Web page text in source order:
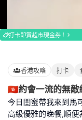
打卡即賞超市現金券！
香港攻略 打卡
🇭🇰約會一流的無
今日閨蜜帶我來到馬
高級優雅的晚餐,順